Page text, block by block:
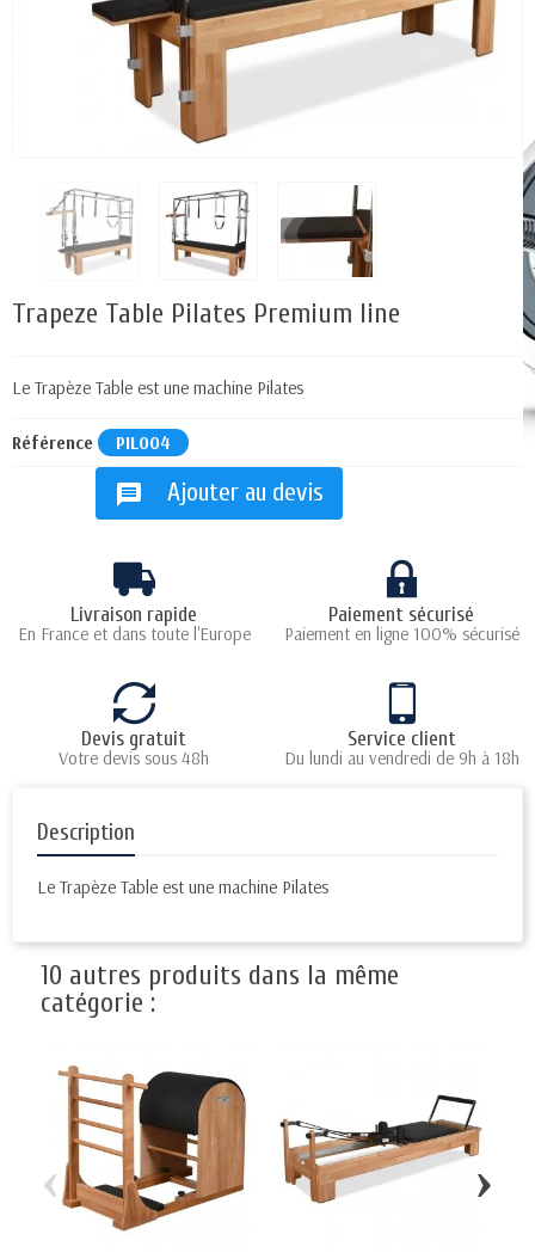
Trapeze Table Pilates Premium line
Le Trapèze Table est une machine Pilates
Référence PIL004
message Ajouter au devis
Livraison rapide
En France et dans toute l'Europe
Paiement sécurisé
Paiement en ligne 100% sécurisé
Devis gratuit
Votre devis sous 48h
Service client
Du lundi au vendredi de 9h à 18h
Description
Le Trapèze Table est une machine Pilates
10 autres produits dans la même
catégorie :
‹ ›